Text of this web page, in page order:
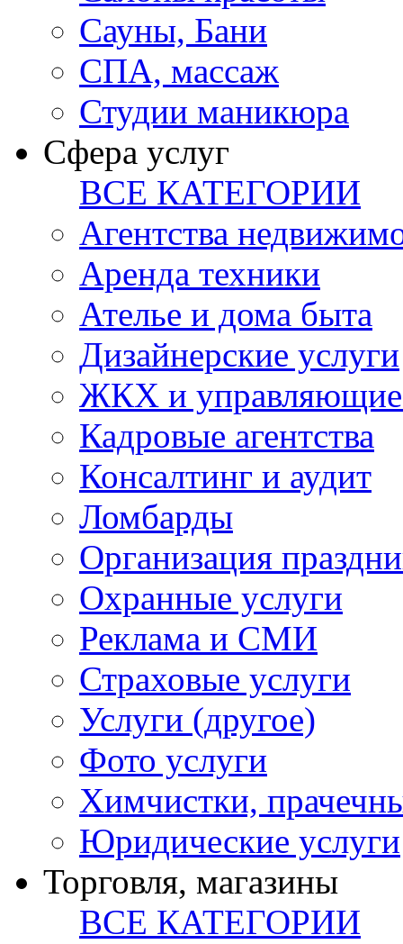
Сауны, Бани
СПА, массаж
Студии маникюра
Сфера услуг
ВСЕ КАТЕГОРИИ
Агентства
Аренда техники
Ателье и дома быта
Дизайнерские услуги
ЖКХ и управляющие
Кадровые агентства
Консалтинг и аудит
Ломбарды
Организация
Охранные услуги
Реклама и СМИ
Страховые услуги
Услуги (другое)
Фото услуги
Химчистки,
Юридические услуги
Торговля, магазины
ВСЕ КАТЕГОРИИ